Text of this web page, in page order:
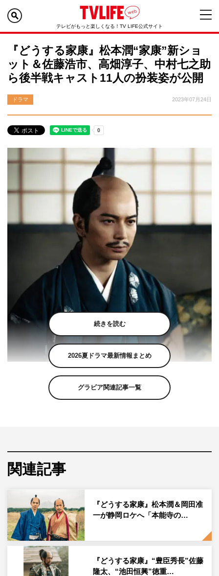
テレビがもっと楽しくなる！TV LIFE公式サイト
『どうする家康』松本潤“家康”新ショ
ット＆佐藤浩市、高畑淳子、中村七之助
ら後半戦キャスト11人の扮装姿が公開
ドラマ 2023年07月24日
『どうする家康』徳川家康（松本潤）©NHK
松本潤が主演を務める大河ドラマ『どうする家康』
（NHK総合ほか 毎週日曜 午後8時ほか）より、11人の
大河ドラマ第62作は、誰もが知る歴史上の有名人・徳川家
康の生涯を脚本家・古沢良太が新たな視点で描く『どうす
る家康』。ひとりの弱き少年が、乱世を終わらせた奇跡と
そんな本作の後半戦から登場する寧々（和久井映見）、仲
（高畑淳子）、旭（山田真歩）、加藤清正（淵上泰史）、
福島正則（深水元基）、石田三成（中村七之助）、真田昌
幸（佐藤浩市）、真田信幸（吉村界人）、真田信繁（日向
亘）、北条氏政（駿河太郎）、北条氏直（西山潤）の11人
続きを読む
2026夏ドラマ最新情報まとめ
グラビア関連記事一覧
関連記事
『どうする家康』松本潤＆岡田准
一が静岡ロケへ「本能寺の…
『どうする家康』“豊臣秀長”佐藤
隆太、“池田恒興”徳重…